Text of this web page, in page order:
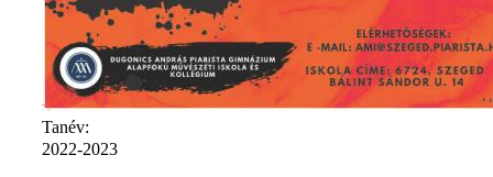
Tanév:
2022-2023